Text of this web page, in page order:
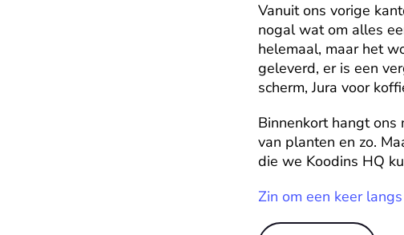
Vanuit ons vorige
nogal wat om alles
helemaal, maar het
geleverd, er is een
scherm, Jura voor
Binnenkort hangt
van planten en zo.
die we Koodins HQ
Zin om een keer